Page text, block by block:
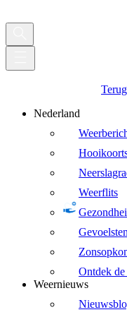
Nederland
Weerflits
Ontdek de
Weernieuws